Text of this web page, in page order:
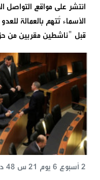
انتشر على مواقع التواصل
الأسماء تُتهم بالعمالة
قبل "ناشطين مقربين من
2 أسبوع 6 يوم 21 س 48 د 45 ث